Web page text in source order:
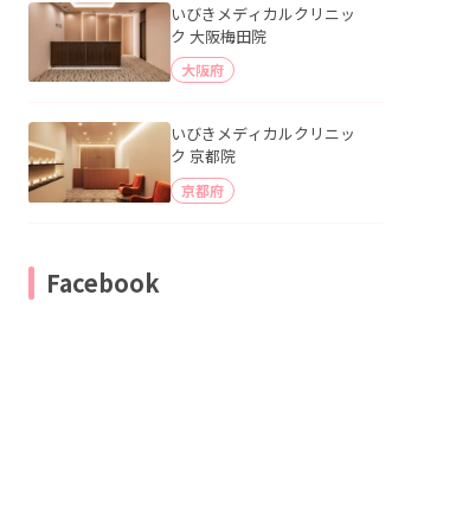
いびきメディカルクリニッ
ク 大阪梅田院
大阪府
いびきメディカルクリニッ
ク 京都院
京都府
Facebook